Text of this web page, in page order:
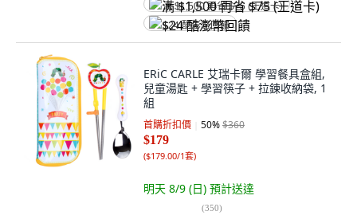
满 $1,500 再省 $75 (王道卡)
$24 酷澎幣回饋
ERiC CARLE 艾瑞卡爾 學習餐具盒組,
兒童湯匙 + 學習筷子 + 拉鍊收納袋, 1
組
首購折扣價 50%$360
$179
($179.00/1套)
明天 8/9 (日) 預計送達
(350)